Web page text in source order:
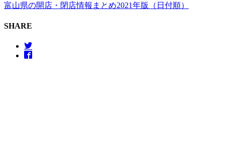
富山県の開店・閉店情報まとめ2021年版（日付順）
SHARE